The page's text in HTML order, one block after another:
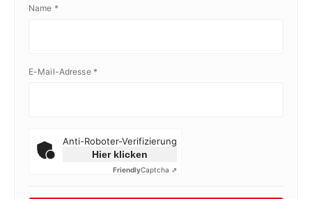
Name *
E-Mail-Adresse *
Anti-Roboter-Verifizierung
Hier klicken
FriendlyCaptcha ⇗